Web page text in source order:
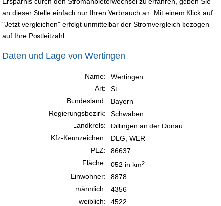
an dieser Stelle einfach nur Ihren Verbrauch an. Mit einem Klick auf
"Jetzt vergleichen" erfolgt unmittelbar der Stromvergleich bezogen
auf Ihre Postleitzahl.
Daten und Lage von Wertingen
Name:
Wertingen
Art:
St
Bundesland:
Bayern
Regierungsbezirk:
Schwaben
Landkreis:
Dillingen an der Donau
Kfz-Kennzeichen:
DLG, WER
PLZ:
86637
Fläche:
052 in km2
Einwohner:
8878
männlich:
4356
weiblich:
4522